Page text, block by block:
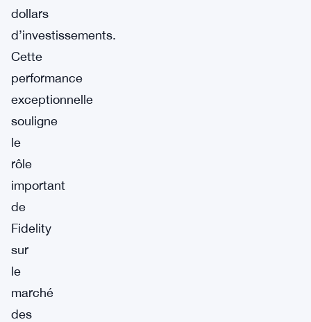
dollars
d’investissements.
Cette
performance
exceptionnelle
souligne
le
rôle
important
de
Fidelity
sur
le
marché
des